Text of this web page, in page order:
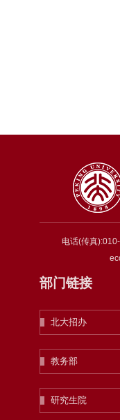
电话(传真
部门链接
北大招办
教务部
研究生院